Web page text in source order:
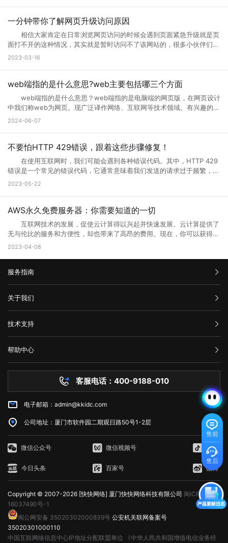
钮，点击升级以后，网络就会自动的升级的，如果手机不会自动升级的
次，通过以上方式就可以打开需要访问的页面。 页面访问升级出
错? 有几个情况会导致这个现象出现： 1.你的网速过慢，网页代
码没有完全下载就运行了，导致不完整，当然就错误了。请刷新。 2.
器。 4.你的IE浏览器缓存出错，请右键点击桌面IE浏览器，选择属
性，在常规页面里，点击删除文件这个按钮，选择全部删除，并且点击删
分代码没有完全下载就提示浏览器完毕，导致错误。 你可以多刷新，或
者换一个网速比较好的时候访问(前提是这个网站是个大网站，不会出现
问题2) 6.qq空间目前在升级5.0版本，会出现一点小问题..请不用担
网站问题，也有可能只是网站正在升级，升级也是为了更好的保证用户访
问以及使用体验。当然也是为了安全性能，服务器软件功能会随着版本的
更新而提升。当现有的网站功能不能满足访问需求的时候也会及时升级提
到的响应无效或不完整。通常，这种情况发生在文件太大或处理速度太慢
被发送到它的代理服务器。如果代理服务器在尝试访问网站时无法从上游
服务器获取完整的响应，则会生成502错误代码。 502错误代码通常
是由代理服务器、网关或负载均衡器等设备导致的，而不是由您的计算机
或网络连接引起的。这意味着您只能为自己的网络连接做些有限的调整，
游服务器返回的响应无效或不完整 当请求通过代理服务器到达上游服
务器时，服务器有时会出现响应故障。这可能是因为服务器正在忙于处理
请求，或者因为出现其他问题造成了响应不完整。如果代理服务器无法从
未正确配置，则会导致出现502错误。如果代理服务器或网关未得到正确
配置，将无法正常地从上游服务器获取响应。 3、网络连接问题
果您的互联网连接出现问题或受到网络中断的干扰，则可能导致您的请求
无法成功连接到代理服务器或网关，这会导致错误代码502的出现。
三、如何解决错误代码502 1、刷新页面 首先尝试刷新网页。因
您的网络连接是否正常。您可以尝试与其他网站进行通信，以确定问题是
否出现在本地网络连接中。如果您的其他网站可以工作，但一个特定的网
站不起作用，那么很可能是这个网站出现了502错误。 3、清除浏览
使用其他网络连接 尝试切换到其他网络连接，例如在使用Wi-Fi时尝
试使用移动数据。通过使用其他网络连接，您可以确定是否存在网络连接
需要联系网站管理员寻求帮助。他们可以告诉您更多关于错误代码502的
信息，并提供解决方法。 在互联网时代，我们经常会遇到502错误代
码。这意味着请求未能正确连接到上游服务器，通常是由代理服务器、网
关或网络连接问题引起的。为了解决这个问题，我们可以尝试刷新网页、
检查网络连接、清除浏览器缓存、暂时使用其他网络连接或联系网站管理
员。希望本文能帮助您了解并解决错误代码502问题。
一分钟带你了解网页升级访问原因
相信大家肯定在日常浏览网页访问的时候会遇到页面紧急升级就是页
面打不开的这种情况，其实就是暂时访问不了该网站的，很多小伙伴们搞
不清楚网页升级访问是什么意思，也不知道网页升级访问原因?其实这种
小编一起来详细了解下吧! 网页升级访问是什么意思? 所谓的网页
问等操作，一般来说互联网的网页使用过程中会出现各种问题的，网页建
设者们会通过升级访问提升网页的流畅度，让大家后续访问过程中更加顺
畅。 网页升级访问升级原因 1、 每个网站的站长都是希望把自己
的网站做大做强的，当网站的流量高了以后网站的后台服务器可能无法接
问网站。 2、 网站营运一段时间后，由于网络技术的发展以及网络服
务器环境的改变，原网页可能出现兼容性、功能与用户体验上的缺陷，为
了更长远的发展就需要升级访问页面了。 3、 现在的网络发展很快，
对于网站优化：网站进行META标记优化,W3C标准优化,搜索引擎优化等
合理优化操作，使网站在页面的布局、结构与内容方面都对用户与搜索引
站的安全与维护：页面安全方面的升级能有效的防止黑客入侵，造成网站
破坏，数据损坏，商业机密泄露，客户资料丢失等损失;页面升级对于内
容更新调整，网页X信息清理，网络速度提升等网站维护操作;定期检查企
数据被误删或遭病毒感染、黑客破坏后，通过技术手段尽力抢救，争取恢
复。 以上就是关于页面升级访问的原因以及解决方法全部内容，其实
很多网站都是需要升级优化的，为了的就是可以满足各种用户的需求，也
务器无法接纳新用户访问的时候，更需要及时进行页面访问升级，希望本
2023-03-16
web端指的是什么意思?web主要包括哪三个方面
web端指的是什么意思？web端指的是电脑端的网页版，在网页设计
中我们称web为网页。现广泛译作网络、互联网等技术领域。有兴趣的小
伙伴赶紧跟着小编一起学习下。 web端指的是什么意思？ “Web
各种类型的应用程序或服务，包括网页应用、在线商店、社交媒体平台、
Google Chrome、Mozilla Firefox、Microsoft Edge等）在用户的计算
机或移动设备上运行。Web端的优势之一是它的跨平台性，因为用户只需
要一个支持Web浏览器的设备即可访问和使用。 这意味着无论是在桌
面电脑、笔记本电脑、平板电脑还是智能手机上，只需打开浏览器并输入
本地应用程序，Web端的应用程序不需要在用户设备上安装，而是通过互
联网直接提供服务。这使得Web端应用程序的更新和维护更加方便，用户
可以享受到实时的功能更新和改进。 web主要包括哪三个方面？
构：指的是网页的骨架，即HTML代码，它定义了网页的基本结构和内
即CSS（级联样式表）的使用。CSS用于控制网页的布局、颜色、字体等
视觉效果，使网页看起来更加美观和吸引人。 行为：指的是网页与用
户交互的方式，即JavaScript的使用。JavaScript是一种脚本语言，它允
许网页对用户的操作做出响应，如点击按钮、滚动页面等，从而提供更加
丰富的交互体验。 这三个方面相互依赖，共同决定了Web的外观、功
能和用户体验。 web端指的是什么意思？看完文章就能清楚知道了，
2024-06-07
不要怕HTTP 429错误，跟着这些步骤修复！
在使用互联网时，我们可能会遇到各种错误代码。其中，HTTP 429
错误是一个常见的错误代码，它通常意味着我们发送的请求过于频繁，服
务器无法响应。那么你知道什么是HTTP 429错误?HTTP 429错误如何修
户端发送的请求次数过于频繁。这种错误通常发生在需要进行频繁请求的
返回一个状态码，用于表示请求的结果。HTTP 429错误对应的状态码是
429。当客户端发送的请求超过服务器限制时，服务器就会返回这个状态
码。 二、为什么会出现HTTP 429错误? HTTP 429错误通常是由
以下原因造成的： 1. 请求过于频繁：当客户端发送的请求过于频繁
时，服务器无法处理这么多请求，就会返回HTTP 429错误。 2. 服务
器限制：有些服务器为了防止恶意攻击，会设置一些限制，例如每秒钟只
允许发送一定数量的请求。如果客户端发送的请求超过了这个限制，服务
器就会返回HTTP 429错误。 3. 网络不稳定：如果网络不稳定，客户
取以下一些方法来修复： 1. 增加请求间隔时间：当客户端发送的请求
过于频繁时，可以增加请求间隔时间，减少请求的数量。 2. 减少请
量，以满足服务器的限制要求。 3. 检查API调用的频率：如果HTTP
429错误发生在API调用中，我们可以检查API调用的频率，是否超出了
API提供商的限制。 4. 检查网络连接：如果HTTP 429错误是由网络
不稳定引起的，我们可以检查网络连接是否正常，是否存在延迟或丢包现
象。 5. 使用CDN服务：CDN即内容分发网络，可以缓存静态资源，
减少请求次数，提高请求速度和稳定性。 6. 联系服务器管理员：如
果HTTP 429错误仍无法解决，我们可以联系服务器管理员，让其检查服
务器设置是否存在问题。 HTTP 429错误通常是由请求过于频繁、服
务器限制、网络不稳定等原因造成的。为了修复HTTP 429错误，我们可
以采取增加请求间隔时间、减少请求次数、检查API调用的频率、检查网
络连接、使用CDN服务等方法。如果以上方法无法解决HTTP 429错误，
2023-05-22
AWS永久免费服务器：你需要知道的一切
互联网技术的发展，促使云计算得以兴起并快速发展。云计算提供了
无与伦比的服务和方便性，却也带来了高昂的费用。现在，你可以获得一
些AWS永久免费服务器，使你能够在开发和测试新的应用程序时节省不少
Web Services)是亚马逊提供的一种基于云平台的服务。AWS永久免费计
计算服务。免费计划提供750个小时的EC2实例。 2. Amazon S3：
在AWS上创建和管理存储桶，对于不超过5GB的数据存储和处理是免费
的。 3. AWS Lambda：以事件驱动的方式在云中运行代码，免费计
计划提供每月25个WCU和25个RCU。 5. Amazon Glacier：用于非
免费的。 6. Amazon CloudFront：AWS的全球内容分发网络
(CDN)，免费计划为每个月50GB的数据传输提供免费流量。 7.
Amazon Machine Learning：一种基于云的机器学习服务，在免费计划
中提供每月10,000个批处理预测。 8. Amazon RDS：AWS的关系型
数据库服务，免费计划实例持续使用750小时，每月获得20GB的备份存
储和10万条I/O请求数。 9. Amazon SES：简单邮件服务，用于发送
和接收电子邮件，AWS SES在免费计划中提供每月62,000封电子邮件发
送。 10. Amazon CloudWatch：AWS的监控服务，AWS
CloudWatch在免费计划中提供1个月内每个AWS账户$0.10的按需监
控。 如何使用AWS永久免费服务器 AWS提供的免费计划通常是
给新用户或者想要尝试AWS零成本的用户来使用。以EC2为例，我们将简
单介绍该服务的使用。 1. 注册AWS账户：在AWS官网注册一个账户
并使用AWS Free Tier即可开始使用免费计划。 2. 创建EC2实例：在
控制台中，选择EC2，选择运行模板(AMI)，选择实例类型，并分配安全
组。分配完毕后，新EC2实例将被创建。 3. 登录EC2实例：使用
Amazon EC2 SSH键对或Windows密码来登录EC2实例。使用AWS管理
控制台中的实例状态检查每个实例的状态。 4. 配置安全组：安全组
包含一个或多个入站规则和出站规则，限制EC2实例的流量。您可以根据
2023-04-08
售前
售后
服务指南
汇款信息
购买流程
服务条款
关于我们
公司介绍
举报中心
隐私声明
技术支持
网站备案
技术文档
帮助中心
服务器问题
市场资讯
客服电话：400-9188-010
电子邮箱：admin@kkidc.com
公司地址：厦门市软件园二期观日路50号1-2层
微信公众号 微信视频号 抖音
今日头条 百家号 微博
Copyright © 2007-2026 [快快网络] 厦门快快网络科技有限公司 闽ICP备
16037490号-1
闽公网安备 35020302000839号 公安机关联网备案号
35020301000110
中国互联网络信息中心IP地址分配联盟单位
《中华人民共和国增值电信业务经